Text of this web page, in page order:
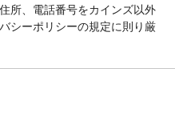
所、電話番号をカインズ以外
シーポリシーの規定に則り厳